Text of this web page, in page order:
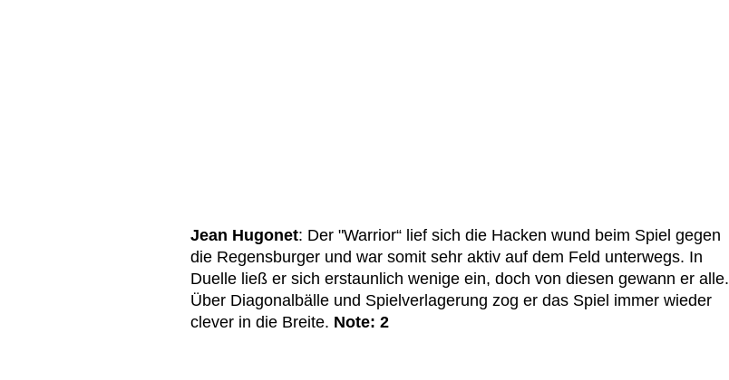
Jean Hugonet: Der "Warrior“ lief sich die Hacken wund beim Spiel gegen
die Regensburger und war somit sehr aktiv auf dem Feld unterwegs. In
Duelle ließ er sich erstaunlich wenige ein, doch von diesen gewann er alle.
Über Diagonalbälle und Spielverlagerung zog er das Spiel immer wieder
clever in die Breite. Note: 2